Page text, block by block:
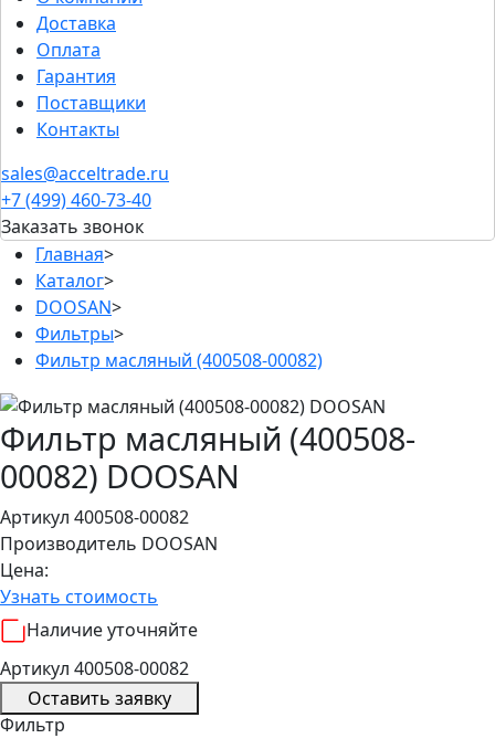
Доставка
Оплата
Гарантия
Поставщики
Контакты
sales@acceltrade.ru
+7 (499) 460-73-40
Заказать звонок
Главная>
Каталог>
DOOSAN>
Фильтры>
Фильтр масляный (400508-00082)
Фильтр масляный (400508-
00082) DOOSAN
Артикул 400508-00082
Производитель DOOSAN
Цена:
Узнать стоимость
Наличие уточняйте
Артикул 400508-00082
Оставить заявку
Фильтр